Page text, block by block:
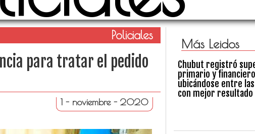
Policiales
para tratar el pedido
1 - noviembre - 2020
Más Leidos
Chubut registró
primario y
ubicándose entre
con mejor resultado